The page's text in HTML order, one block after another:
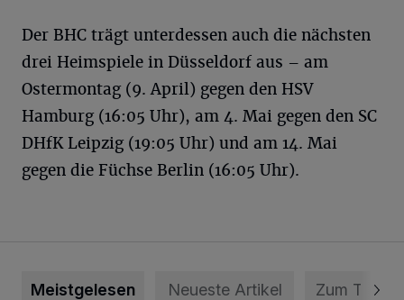
Der BHC trägt unterdessen auch die nächsten
drei Heimspiele in Düsseldorf aus – am
Ostermontag (9. April) gegen den HSV
Hamburg (16:05 Uhr), am 4. Mai gegen den SC
DHfK Leipzig (19:05 Uhr) und am 14. Mai
gegen die Füchse Berlin (16:05 Uhr).
Meistgelesen Neueste Artikel Zum Thema